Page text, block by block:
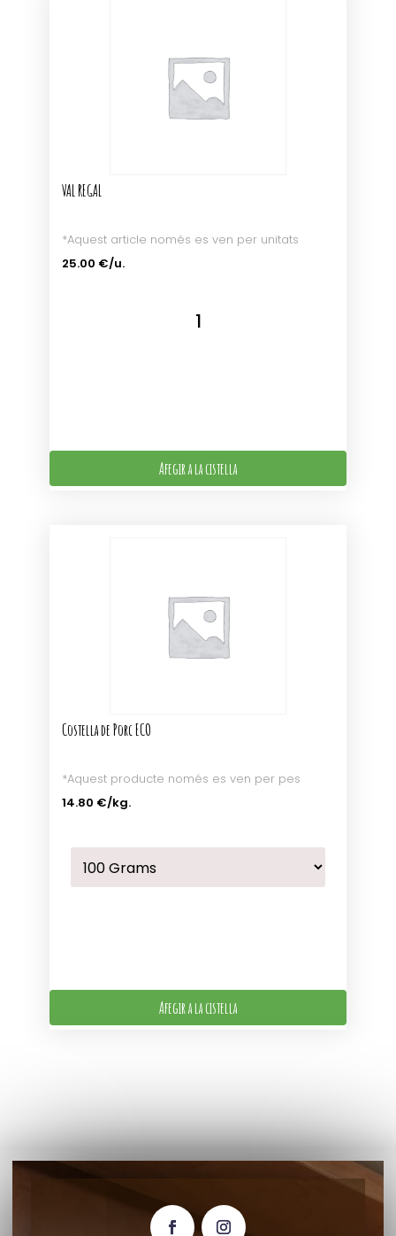
VAL REGAL
*Aquest article només es ven per unitats
25.00 €/u.
Afegir a la cistella
Costella de Porc ECO
*Aquest producte només es ven per pes
14.80 €/kg.
Afegir a la cistella